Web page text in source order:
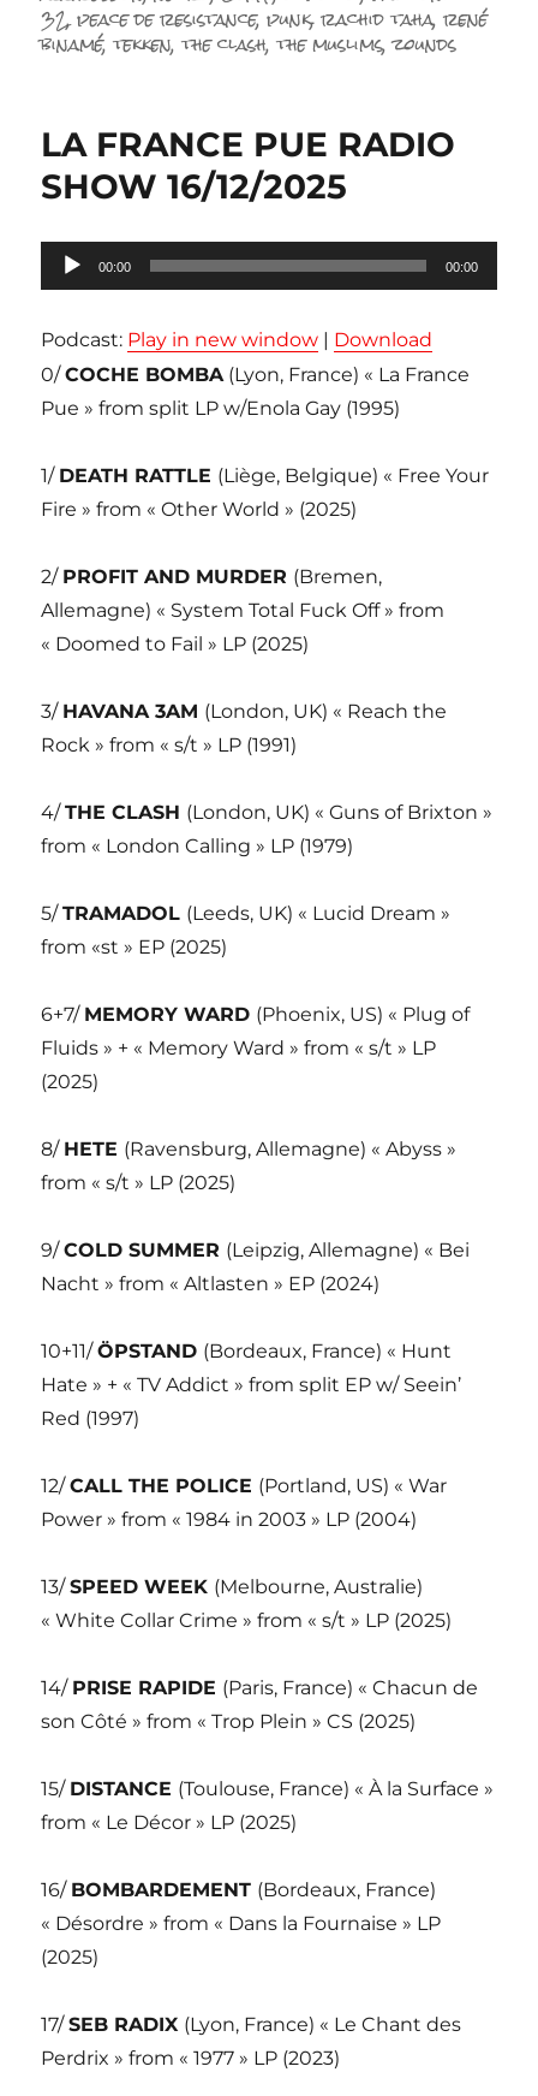
32,peace de resistance,punk,rachid taha,rené
binamé,tekken,the clash,the muslims,zounds
LA FRANCE PUE RADIO
SHOW 16/12/2025
Lecteur
audio
00:00 00:00
Podcast: Play in new window | Download
0/COCHE BOMBA(Lyon, France) « La France
Pue » from split LP w/Enola Gay (1995)
1/ DEATH RATTLE (Liège, Belgique) « Free Your
Fire » from « Other World » (2025)
2/ PROFIT AND MURDER (Bremen,
Allemagne) « System Total Fuck Off » from
« Doomed to Fail » LP (2025)
3/ HAVANA 3AM (London, UK) « Reach the
Rock » from « s/t » LP (1991)
4/THE CLASH (London, UK) « Guns of Brixton »
from « London Calling » LP (1979)
5/TRAMADOL (Leeds, UK) « Lucid Dream »
from «st » EP (2025)
6+7/ MEMORY WARD (Phoenix, US) « Plug of
Fluids » + « Memory Ward » from « s/t » LP
(2025)
8/ HETE (Ravensburg, Allemagne) « Abyss »
from « s/t » LP (2025)
9/COLD SUMMER (Leipzig, Allemagne) « Bei
Nacht » from « Altlasten » EP (2024)
10+11/ÖPSTAND (Bordeaux, France) « Hunt
Hate » + « TV Addict » from split EP w/ Seein’
Red (1997)
12/CALL THE POLICE (Portland, US) « War
Power » from « 1984 in 2003 » LP (2004)
13/SPEED WEEK (Melbourne, Australie)
« White Collar Crime » from « s/t » LP (2025)
14/ PRISE RAPIDE (Paris, France) « Chacun de
son Côté » from « Trop Plein » CS (2025)
15/ DISTANCE (Toulouse, France) « À la Surface »
from « Le Décor » LP (2025)
16/ BOMBARDEMENT (Bordeaux, France)
« Désordre » from « Dans la Fournaise » LP
(2025)
17/SEB RADIX (Lyon, France) « Le Chant des
Perdrix » from « 1977 » LP (2023)